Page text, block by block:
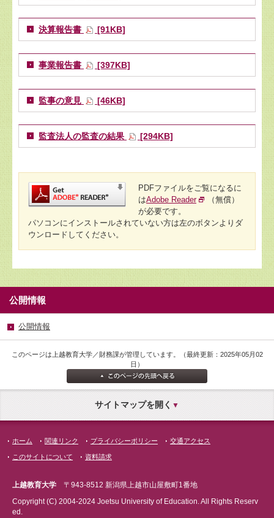
決算報告書 [91KB]
事業報告書 [397KB]
監事の意見 [46KB]
監査法人の監査の結果 [294KB]
PDFファイルをご覧になるに
はAdobe Reader
（無償）
が必要です。
パソコンにインストールされていない方は左のボタンよりダ
ウンロードしてください。
公開情報
公開情報
このページは上越教育大学／財務課が管理しています。（最終更新：2025年05月02
日）
サイトマップを開く
ホーム 関連リンク プライバシーポリシー 交通アクセス
このサイトについて 資料請求
上越教育大学 〒943-8512 新潟県上越市山屋敷町1番地
Copyright (C) 2004-2024 Joetsu University of Education. All Rights Reserv
ed.